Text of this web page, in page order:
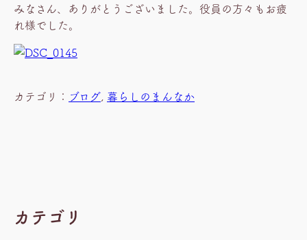
みなさん、ありがとうございました。役員の方々もお疲
れ様でした。
カテゴリ： ブログ, 暮らしのまんなか
カテゴリ